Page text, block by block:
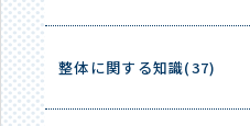
整体に関する知識(37)